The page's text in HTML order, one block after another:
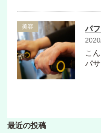
美容
こ
パ
最近の投稿